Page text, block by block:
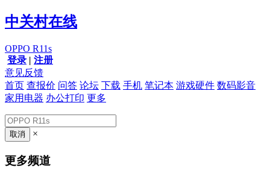
中关村在线
OPPO R11s
登录 | 注册
意见反馈
首页 查报价 问答 论坛 下载 手机 笔记本 游戏硬件 数码影音
家用电器 办公打印 更多
×
更多频道